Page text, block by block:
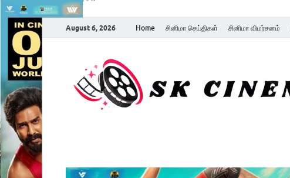
August 6, 2026 Home சினிமா செய்திகள் சினிமா விமர்சனம்